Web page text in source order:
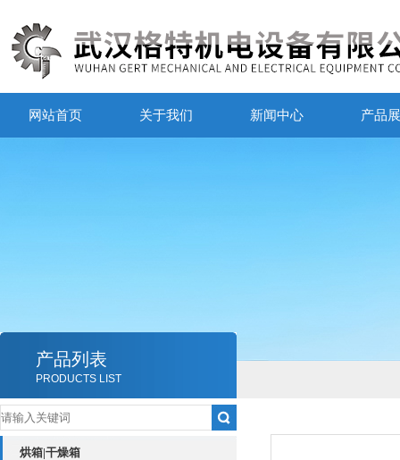
网站首页 关于我们 新闻中心 产品
产品列表
PRODUCTS LIST
烘箱|干燥箱